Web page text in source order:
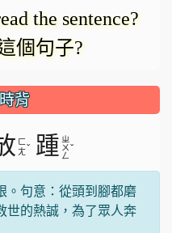
the sentence?
個句子?
背
ㄈ
ㄤˇ 踵 ㄓ
ㄨ
ㄥ
ˇ
。句意：從頭到腳都磨
世的熱誠，為了眾人奔